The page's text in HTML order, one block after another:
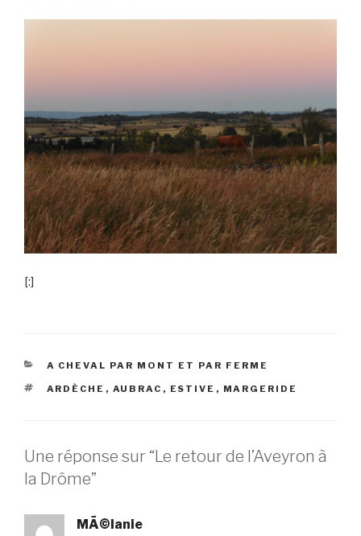
[:]
A CHEVAL PAR MONT ET PAR FERME
ARDÈCHE , AUBRAC , ESTIVE , MARGERIDE
Une réponse sur “Le retour de l’Aveyron à
la Drôme”
MÃ©lanie